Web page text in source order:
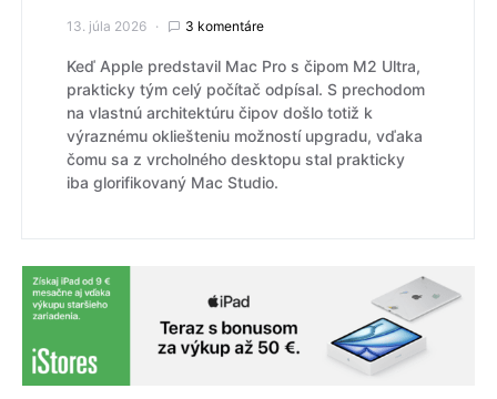
13. júla 2026 3 komentáre
Keď Apple predstavil Mac Pro s čipom M2 Ultra,
prakticky tým celý počítač odpísal. S prechodom
na vlastnú architektúru čipov došlo totiž k
výraznému okliešteniu možností upgradu, vďaka
čomu sa z vrcholného desktopu stal prakticky
iba glorifikovaný Mac Studio.